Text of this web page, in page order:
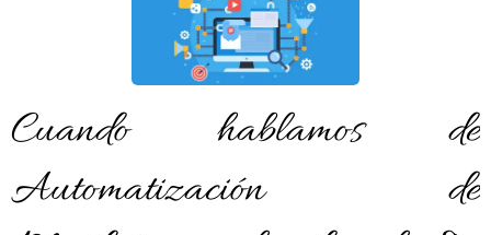
Cuando hablamos de
Automatización de